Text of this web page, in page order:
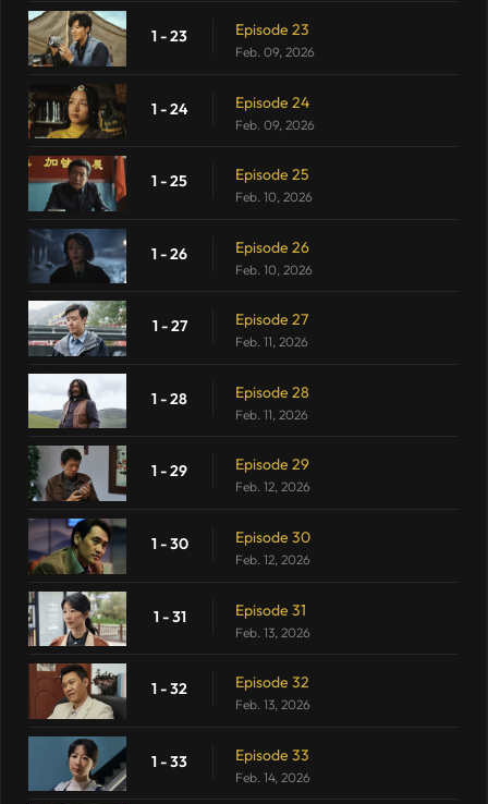
1 - 23 Episode 23
Feb. 09, 2026
1 - 24 Episode 24
Feb. 09, 2026
1 - 25 Episode 25
Feb. 10, 2026
1 - 26 Episode 26
Feb. 10, 2026
1 - 27 Episode 27
Feb. 11, 2026
1 - 28 Episode 28
Feb. 11, 2026
1 - 29 Episode 29
Feb. 12, 2026
1 - 30 Episode 30
Feb. 12, 2026
1 - 31 Episode 31
Feb. 13, 2026
1 - 32 Episode 32
Feb. 13, 2026
1 - 33 Episode 33
Feb. 14, 2026